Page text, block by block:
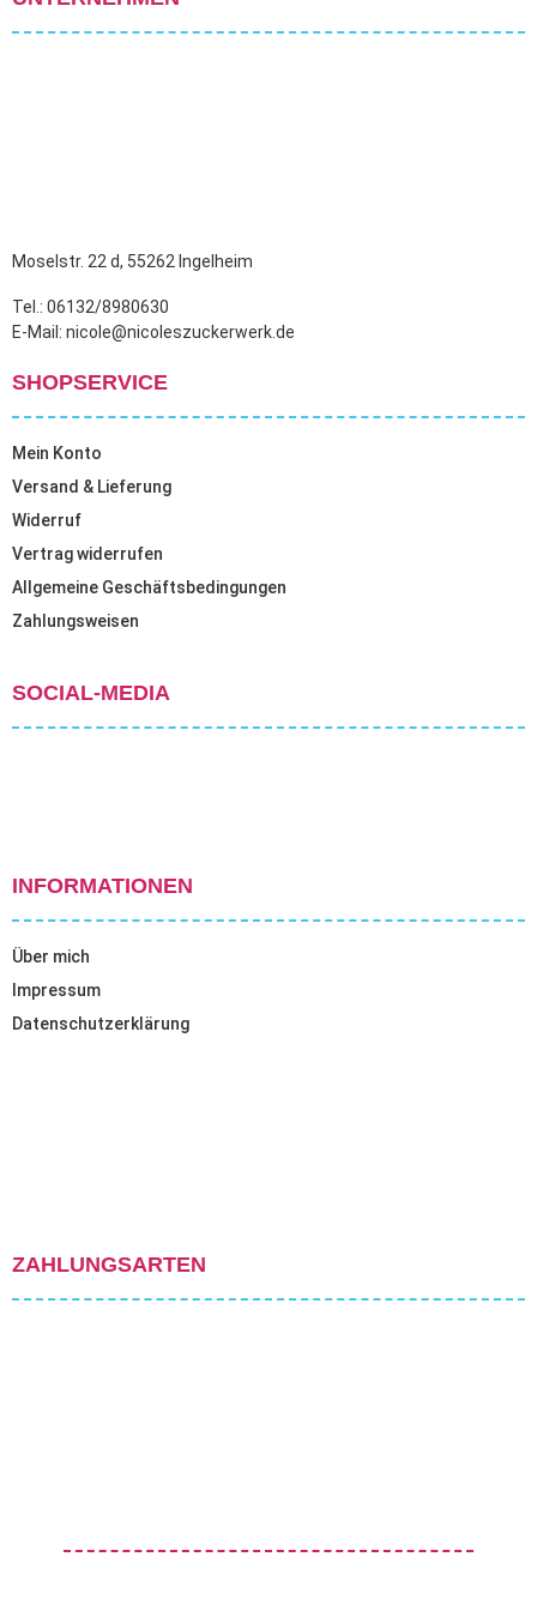
Moselstr. 22 d, 55262 Ingelheim
Tel.: 06132/8980630
E-Mail: nicole@nicoleszuckerwerk.de
SHOPSERVICE
Mein Konto
Versand & Lieferung
Widerruf
Vertrag widerrufen
Allgemeine Geschäftsbedingungen
Zahlungsweisen
SOCIAL-MEDIA
INFORMATIONEN
Über mich
Impressum
Datenschutzerklärung
ZAHLUNGSARTEN